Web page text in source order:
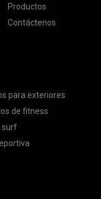
Productos
Contáctenos
para exteriores
de fitness
surf